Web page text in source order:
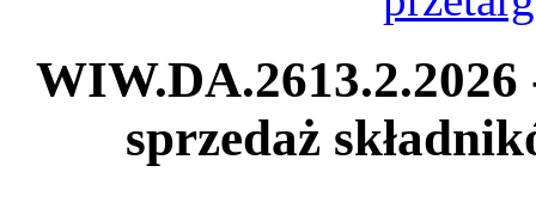
WIW.DA.2613.2.2026
sprzedaż